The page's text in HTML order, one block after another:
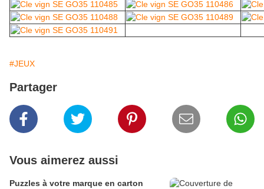
#JEUX
Partager
Vous aimerez aussi
Puzzles à votre marque en carton